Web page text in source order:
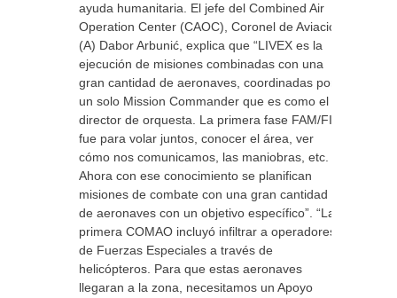
ayuda humanitaria. El jefe del Combined Air
Operation Center (CAOC), Coronel de Aviación
(A) Dabor Arbunić, explica que “LIVEX es la
ejecución de misiones combinadas con una
gran cantidad de aeronaves, coordinadas por
un solo Mission Commander que es como el
director de orquesta. La primera fase FAM/FIT
fue para volar juntos, conocer el área, ver
cómo nos comunicamos, las maniobras, etc.
Ahora con ese conocimiento se planifican
misiones de combate con una gran cantidad
de aeronaves con un objetivo específico”. “La
primera COMAO incluyó infiltrar a operadores
de Fuerzas Especiales a través de
helicópteros. Para que estas aeronaves
llegaran a la zona, necesitamos un Apoyo